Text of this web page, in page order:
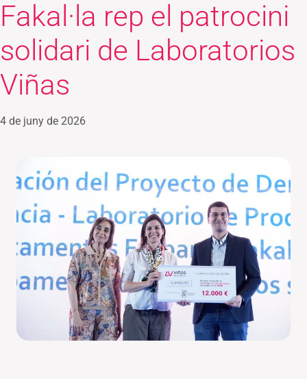
Fakal·la rep el patrocini
solidari de Laboratorios
Viñas
4 de juny de 2026